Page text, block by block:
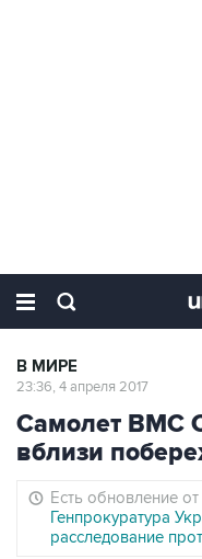
В МИРЕ
23:36, 4 апреля 2017
Самолет ВМС
вблизи
Есть обновление
Генпрокуратура
расследование